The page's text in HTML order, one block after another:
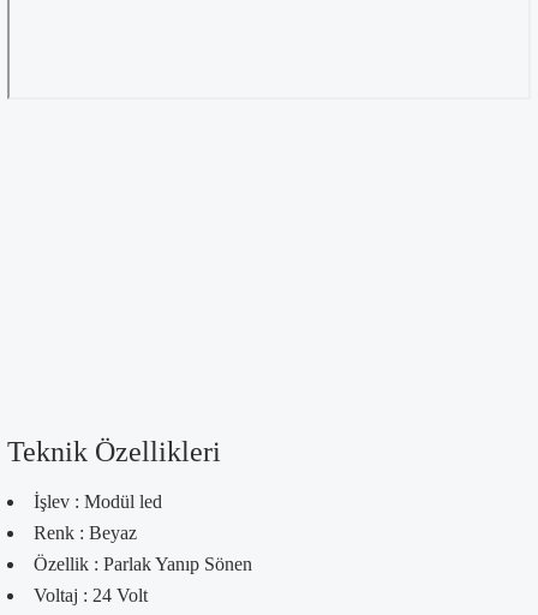
Teknik Özellikleri
İşlev : Modül led
Renk : Beyaz
Özellik : Parlak Yanıp Sönen
Voltaj : 24 Volt